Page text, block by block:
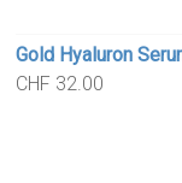
Gold Hyaluron
CHF 32.00